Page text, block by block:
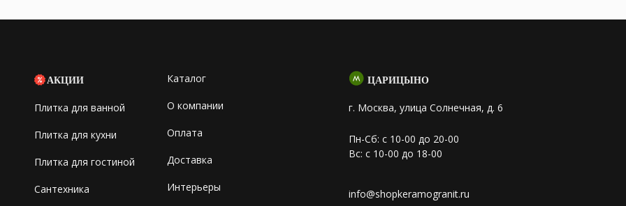
АКЦИИ
Плитка для ванной
Плитка для кухни
Плитка для гостиной
Сантехника
Каталог
О компании
Оплата
Доставка
Интерьеры
ЦАРИЦЫНО
г. Москва, улица Солнечная, д. 6
Пн-Сб: с 10-00 до 20-00
Вс: с 10-00 до 18-00
info@shopkeramogranit.ru